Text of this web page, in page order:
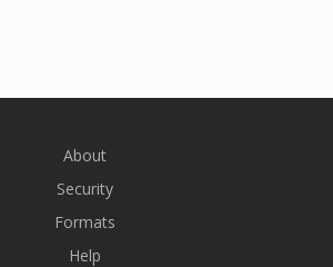
About
Security
Formats
Help